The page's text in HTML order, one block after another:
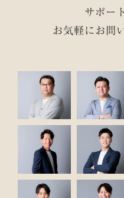
サポー
お気軽にお問